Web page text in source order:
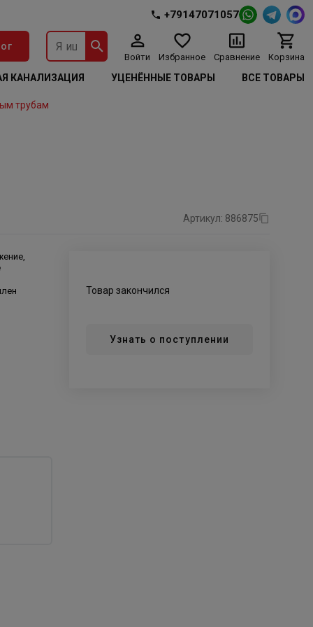
+79147071057
Войти Избранное Сравнение Корзина
КАНАЛИЗАЦИЯ УЦЕНЁННЫЕ ТОВАРЫ ВСЕ ТОВАРЫ
трубам
Артикул: 886875
Товар закончился
Узнать о поступлении